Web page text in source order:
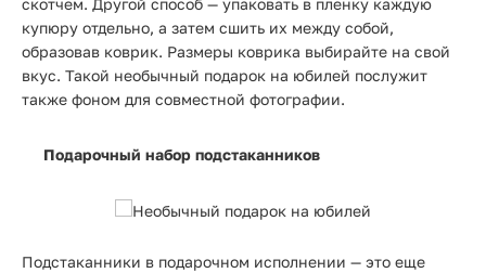
скотчем. Другой способ — упаковать в пленку каждую
купюру отдельно, а затем сшить их между собой,
образовав коврик. Размеры коврика выбирайте на свой
вкус. Такой необычный подарок на юбилей послужит
также фоном для совместной фотографии.
Подарочный набор подстаканников
Подстаканники в подарочном исполнении — это еще